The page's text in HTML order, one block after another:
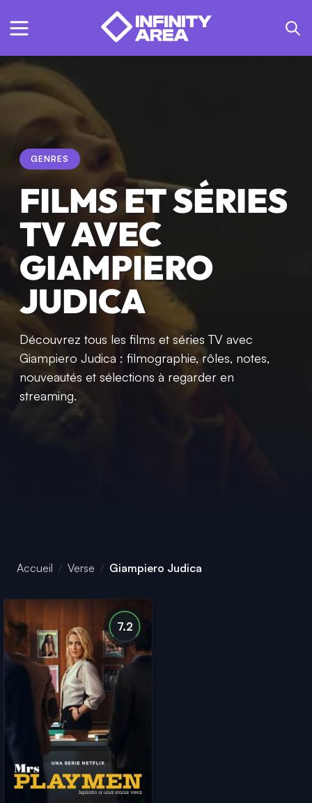
GENRES
FILMS ET SÉRIES
TV AVEC
GIAMPIERO
JUDICA
Découvrez tous les films et séries TV avec
Giampiero Judica : filmographie, rôles, notes,
nouveautés et sélections à regarder en
streaming.
Accueil Verse Giampiero Judica
7.2